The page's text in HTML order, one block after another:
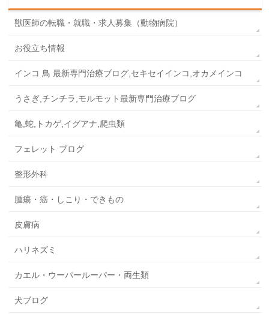
獣医師の転職・就職・求人募集（動物病院）
お役立ち情報
インコ 鳥 最新専門治療ブログ,セキセイインコ,オカメインコ
うさぎ,チンチラ,モルモット最新専門治療ブログ
亀,蛇,トカゲ,イグアナ,爬虫類
フェレット ブログ
整形外科
腫瘍・癌・しこり・できもの
皮膚病
ハリネズミ
カエル・ウーパールーパー・両生類
犬ブログ